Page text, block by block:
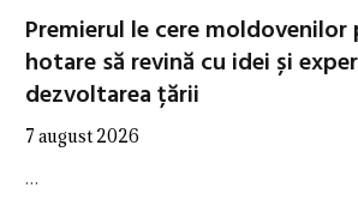
Premierul le cere
hotare să revină cu idei și
dezvoltarea țării
7 august 2026
…